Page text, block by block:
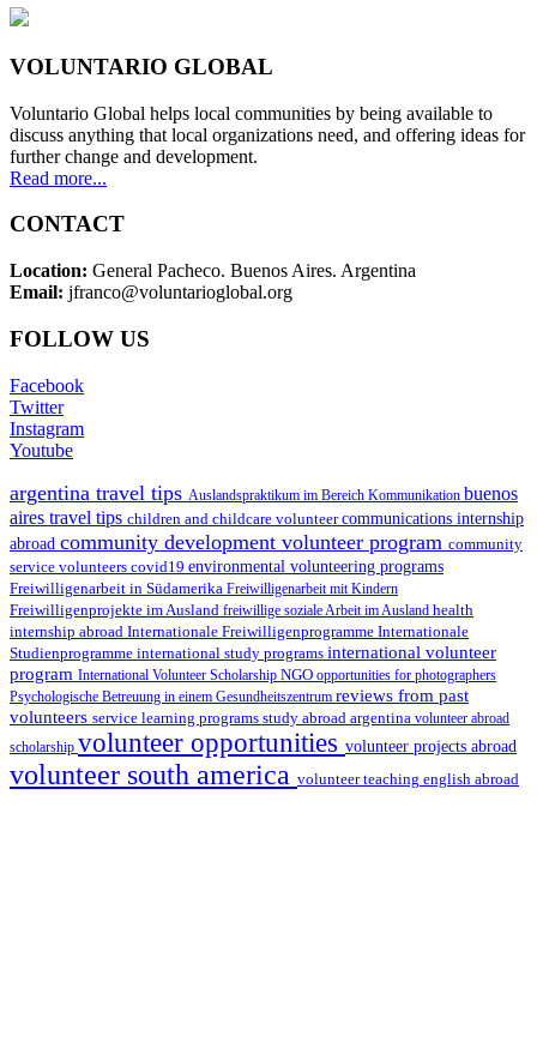
VOLUNTARIO GLOBAL
Voluntario Global helps local communities by being available to
discuss anything that local organizations need, and offering ideas for
further change and development.
Read more...
CONTACT
Location: General Pacheco. Buenos Aires. Argentina
Email: jfranco@voluntarioglobal.org
FOLLOW US
Facebook
Twitter
Instagram
Youtube
argentina travel tips Auslandspraktikum im Bereich Kommunikation buenos
aires travel tips children and childcare volunteercommunications internship
abroad community development volunteer program community
service volunteers covid19 environmental volunteering programs
Freiwilligenarbeit in Südamerika Freiwilligenarbeit mit Kindern
Freiwilligenprojekte im Ausland freiwillige soziale Arbeit im Ausland health
internship abroad Internationale Freiwilligenprogramme Internationale
Studienprogramme international study programs international volunteer
program International Volunteer Scholarship NGO opportunities for photographers
Psychologische Betreuung in einem Gesundheitszentrum reviews from past
volunteers service learning programs study abroad argentina volunteer abroad
scholarship volunteer opportunities volunteer projects abroad
volunteer south america volunteer teaching english abroad